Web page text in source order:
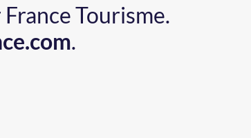
Tourisme.
.